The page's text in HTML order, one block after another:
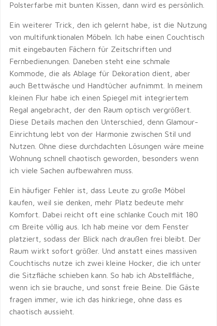
Polsterfarbe mit bunten Kissen, dann wird es persönlich.
Ein weiterer Trick, den ich gelernt habe, ist die Nutzung
von multifunktionalen Möbeln. Ich habe einen Couchtisch
mit eingebauten Fächern für Zeitschriften und
Fernbedienungen. Daneben steht eine schmale
Kommode, die als Ablage für Dekoration dient, aber
auch Bettwäsche und Handtücher aufnimmt. In meinem
kleinen Flur habe ich einen Spiegel mit integriertem
Regal angebracht, der den Raum optisch vergrößert.
Diese Details machen den Unterschied, denn Glamour-
Einrichtung lebt von der Harmonie zwischen Stil und
Nutzen. Ohne diese durchdachten Lösungen wäre meine
Wohnung schnell chaotisch geworden, besonders wenn
ich viele Sachen aufbewahren muss.
Ein häufiger Fehler ist, dass Leute zu große Möbel
kaufen, weil sie denken, mehr Platz bedeute mehr
Komfort. Dabei reicht oft eine schlanke Couch mit 180
cm Breite völlig aus. Ich hab meine vor dem Fenster
platziert, sodass der Blick nach draußen frei bleibt. Der
Raum wirkt sofort größer. Und anstatt eines massiven
Couchtischs nutze ich zwei kleine Hocker, die ich unter
die Sitzfläche schieben kann. So hab ich Abstellfläche,
wenn ich sie brauche, und sonst freie Beine. Die Gäste
fragen immer, wie ich das hinkriege, ohne dass es
chaotisch aussieht.